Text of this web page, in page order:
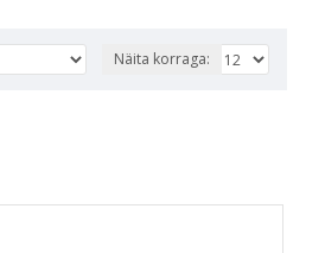
Näita korraga: